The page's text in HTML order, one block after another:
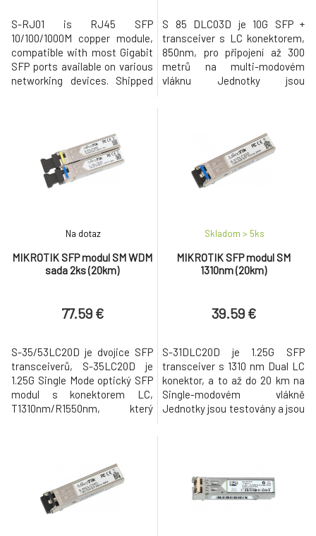
S-RJ01 is RJ45 SFP
10/100/1000M copper module,
compatible with most Gigabit
SFP ports available on various
networking devices. Shipped
separately. Product
specifications Details Product
code S-RJ01 Data Rate
1.25Gbps Distance 100m
S 85 DLC03D je 10G SFP +
transceiver s LC konektorem,
850nm, pro připojení až 300
metrů na multi-modovém
vláknu Jednotky jsou
kompatibilní i s non-MikroTik
SFP zařízeními.
MIKROTIK SFP modul SM WDM
sada 2ks (20km)
Na dotaz
77.59 €
S-35/53LC20D je dvojice SFP
transceiverů, S-35LC20D je
1.25G Single Mode optický SFP
modul s konektorem LC,
T1310nm/R1550nm, který
s LC konektorem,
T1550nm/R1310nm, který
pracuje pro spojení až 20 km.
Jednotky jsou testovány a jsou
MIKROTIK SFP modul SM
1310nm (20km)
Skladom > 5ks
39.59 €
S-31DLC20D je 1.25G SFP
transceiver s 1310 nm Dual LC
konektor, a to až do 20 km na
Single-modovém vlákně
Jednotky jsou testovány a jsou
2HnD-IN, a CCR1036-12G-4S.
Details Product code S-